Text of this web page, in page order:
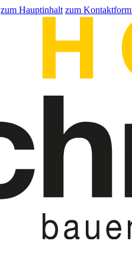
zum Hauptinhalt zum